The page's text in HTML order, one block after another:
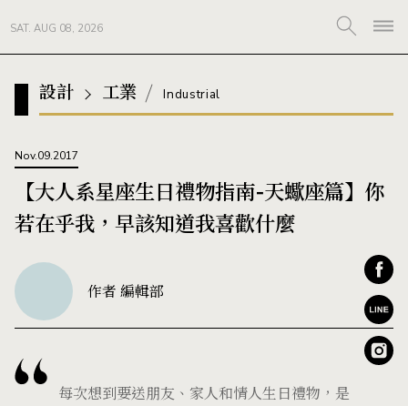
SAT. AUG 08, 2026
設計 工業 Industrial
Nov.09.2017
【大人系星座生日禮物指南-天蠍座篇】你
若在乎我，早該知道我喜歡什麼
作者 編輯部
每次想到要送朋友、家人和情人生日禮物，是